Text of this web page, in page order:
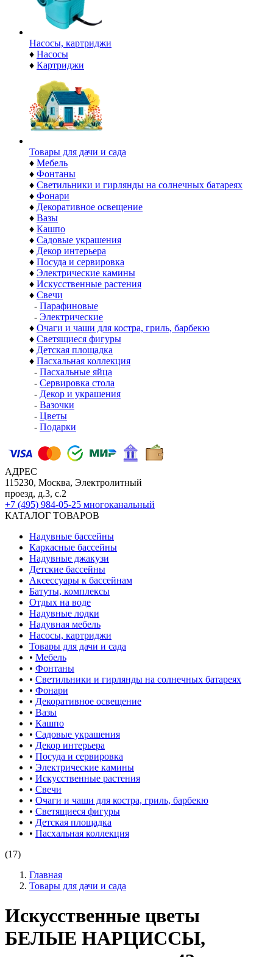
Насосы, картриджи
♦ Насосы
♦ Картриджи
Товары для дачи и сада
♦ Мебель
♦ Фонтаны
♦ Светильники и гирлянды на солнечных батареях
♦ Фонари
♦ Декоративное освещение
♦ Вазы
♦ Кашпо
♦ Садовые украшения
♦ Декор интерьера
♦ Посуда и сервировка
♦ Электрические камины
♦ Искусственные растения
♦ Свечи
- Парафиновые
- Электрические
♦ Очаги и чаши для костра, гриль, барбекю
♦ Светящиеся фигуры
♦ Детская площадка
♦ Пасхальная коллекция
- Пасхальные яйца
- Сервировка стола
- Декор и украшения
- Вазочки
- Цветы
- Подарки
АДРЕС
115230, Москва, Электролитный
проезд, д.3, с.2
+7 (495) 984-05-25 многоканальный
КАТАЛОГ ТОВАРОВ
Надувные бассейны
Каркасные бассейны
Надувные джакузи
Детские бассейны
Аксессуары к бассейнам
Батуты, комплексы
Отдых на воде
Надувные лодки
Надувная мебель
Насосы, картриджи
Товары для дачи и сада
• Мебель
• Фонтаны
• Светильники и гирлянды на солнечных батареях
• Фонари
• Декоративное освещение
• Вазы
• Кашпо
• Садовые украшения
• Декор интерьера
• Посуда и сервировка
• Электрические камины
• Искусственные растения
• Свечи
• Очаги и чаши для костра, гриль, барбекю
• Светящиеся фигуры
• Детская площадка
• Пасхальная коллекция
(17)
Главная
Товары для дачи и сада
Искусственные цветы
БЕЛЫЕ НАРЦИССЫ,